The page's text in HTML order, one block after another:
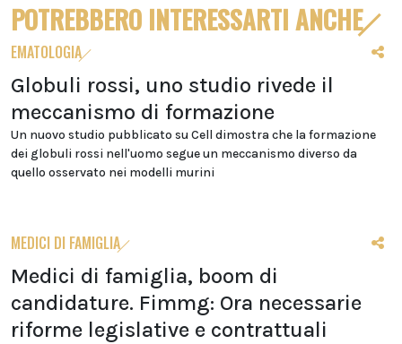
POTREBBERO INTERESSARTI ANCHE
EMATOLOGIA
Globuli rossi, uno studio rivede il
meccanismo di formazione
Un nuovo studio pubblicato su Cell dimostra che la formazione
dei globuli rossi nell'uomo segue un meccanismo diverso da
quello osservato nei modelli murini
MEDICI DI FAMIGLIA
Medici di famiglia, boom di
candidature. Fimmg: Ora necessarie
riforme legislative e contrattuali